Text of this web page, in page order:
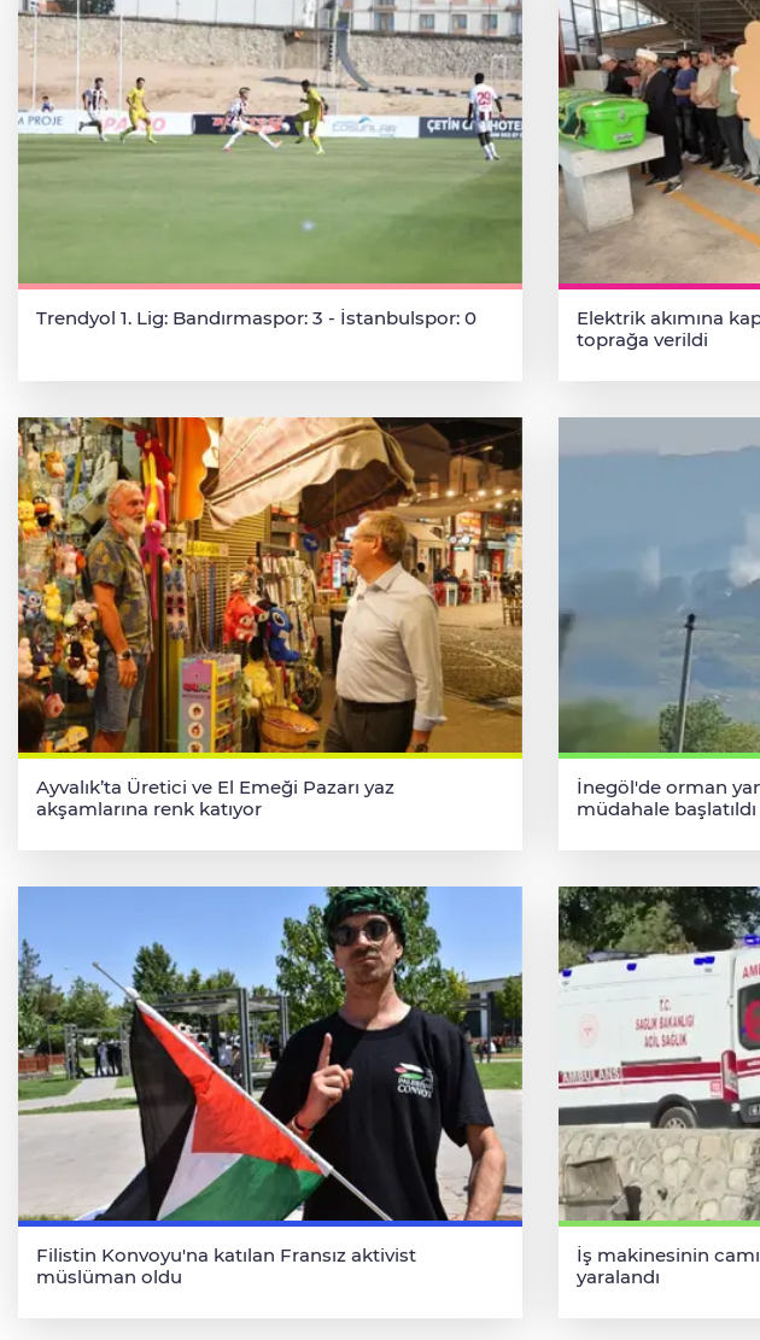
Trendyol 1. Lig: Bandırmaspor: 3 - İstanbulspor: 0
Elektrik akımına
toprağa verildi
Ayvalık’ta Üretici ve El Emeği Pazarı yaz
akşamlarına renk katıyor
İnegöl'de orman
müdahale başlatıldı
Filistin Konvoyu'na katılan Fransız aktivist
müslüman oldu
İş makinesinin
yaralandı